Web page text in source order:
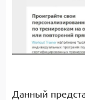
Данный